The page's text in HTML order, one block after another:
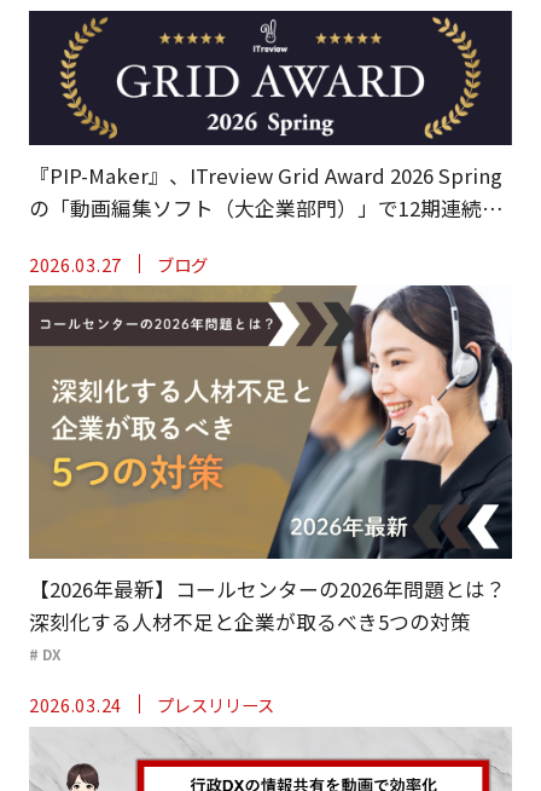
『PIP-Maker』、ITreview Grid Award 2026 Spring
の「動画編集ソフト（大企業部門）」で12期連続と
2026.03.27 ブログ
【2026年最新】コールセンターの2026年問題とは？
深刻化する人材不足と企業が取るべき5つの対策
# DX
2026.03.24 プレスリリース